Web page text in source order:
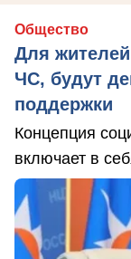
Общество
Для
ЧС, будут
поддержки
Концепция
включает в